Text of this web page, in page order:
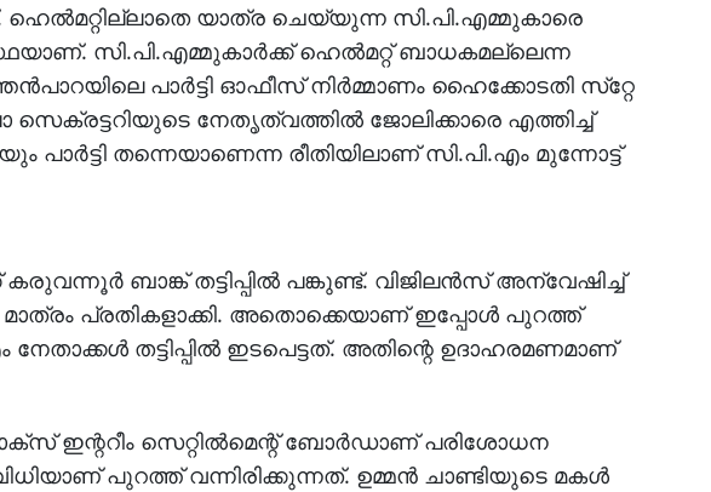
യാത്ര ചെയ്യുന്ന സി.പി.എമ്മുകാരെ
സി.പി.എമ്മുകാര്‍ക്ക് ഹെല്‍മറ്റ് ബാധകമല്ലെന്ന
പാര്‍ട്ടി ഓഫീസ് നിര്‍മ്മാണം ഹൈക്കോടതി സ്‌റ്റേ
സെക്രട്ടറിയുടെ നേതൃത്വത്തില്‍ ജോലിക്കാരെ എത്തിച്ച്
പാര്‍ട്ടി തന്നെയാണെന്ന രീതിയിലാണ് സി.പി.എം മുന്നോട്ട്
ബാങ്ക് തട്ടിപ്പില്‍ പങ്കുണ്ട്. വിജിലന്‍സ് അന്വേഷിച്ച്
മാത്രം പ്രതികളാക്കി. അതൊക്കെയാണ് ഇപ്പോള്‍ പുറത്ത്
തട്ടിപ്പില്‍ ഇടപെട്ടത്. അതിന്റെ ഉദാഹരമണമാണ്
ഇന്ററീം സെറ്റില്‍മെന്റ് ബോര്‍ഡാണ് പരിശോധന
പുറത്ത് വന്നിരിക്കുന്നത്. ഉമ്മന്‍ ചാണ്ടിയുടെ മകള്‍